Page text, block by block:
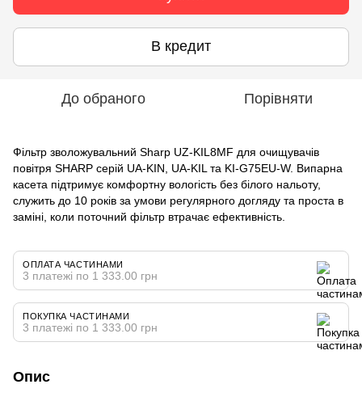
В кредит
До обраного Порівняти
Фільтр зволожувальний Sharp UZ-KIL8MF для очищувачів
повітря SHARP серій UA-KIN, UA-KIL та KI-G75EU-W. Випарна
касета підтримує комфортну вологість без білого нальоту,
служить до 10 років за умови регулярного догляду та проста в
заміні, коли поточний фільтр втрачає ефективність.
ОПЛАТА ЧАСТИНАМИ
3 платежі по 1 333.00 грн
ПОКУПКА ЧАСТИНАМИ
3 платежі по 1 333.00 грн
Опис